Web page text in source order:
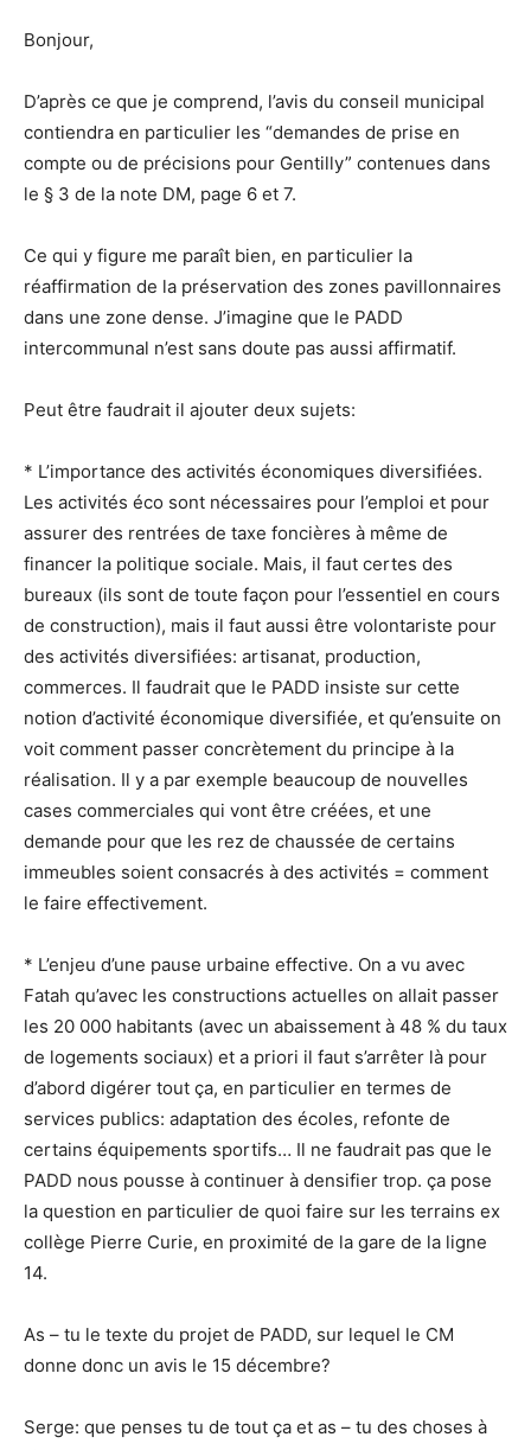
Bonjour,
D’après ce que je comprend, l’avis du conseil municipal
contiendra en particulier les “demandes de prise en
compte ou de précisions pour Gentilly” contenues dans
le § 3 de la note DM, page 6 et 7.
Ce qui y figure me paraît bien, en particulier la
réaffirmation de la préservation des zones pavillonnaires
dans une zone dense. J’imagine que le PADD
intercommunal n’est sans doute pas aussi affirmatif.
Peut être faudrait il ajouter deux sujets:
* L’importance des activités économiques diversifiées.
Les activités éco sont nécessaires pour l’emploi et pour
assurer des rentrées de taxe foncières à même de
financer la politique sociale. Mais, il faut certes des
bureaux (ils sont de toute façon pour l’essentiel en cours
de construction), mais il faut aussi être volontariste pour
des activités diversifiées: artisanat, production,
commerces. Il faudrait que le PADD insiste sur cette
notion d’activité économique diversifiée, et qu’ensuite on
voit comment passer concrètement du principe à la
réalisation. Il y a par exemple beaucoup de nouvelles
cases commerciales qui vont être créées, et une
demande pour que les rez de chaussée de certains
immeubles soient consacrés à des activités = comment
le faire effectivement.
* L’enjeu d’une pause urbaine effective. On a vu avec
Fatah qu’avec les constructions actuelles on allait passer
les 20 000 habitants (avec un abaissement à 48 % du taux
de logements sociaux) et a priori il faut s’arrêter là pour
d’abord digérer tout ça, en particulier en termes de
services publics: adaptation des écoles, refonte de
certains équipements sportifs… Il ne faudrait pas que le
PADD nous pousse à continuer à densifier trop. ça pose
la question en particulier de quoi faire sur les terrains ex
collège Pierre Curie, en proximité de la gare de la ligne
14.
As – tu le texte du projet de PADD, sur lequel le CM
donne donc un avis le 15 décembre?
Serge: que penses tu de tout ça et as – tu des choses à